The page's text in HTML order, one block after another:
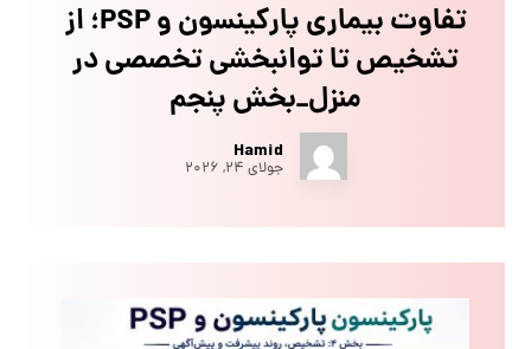
تفاوت بیماری پارکینسون و PSP؛ از
تشخیص تا توانبخشی تخصصی در
منزل_بخش پنجم
Hamid
جولای ۲۴, ۲۰۲۶